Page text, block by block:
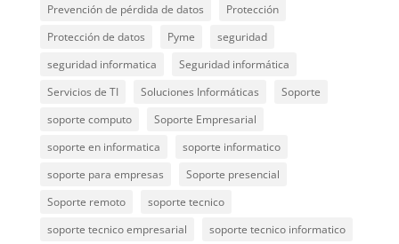
Prevención de pérdida de datos
Protección
Protección de datos
Pyme
seguridad
seguridad informatica
Seguridad informática
Servicios de TI
Soluciones Informáticas
Soporte
soporte computo
Soporte Empresarial
soporte en informatica
soporte informatico
soporte para empresas
Soporte presencial
Soporte remoto
soporte tecnico
soporte tecnico empresarial
soporte tecnico informatico